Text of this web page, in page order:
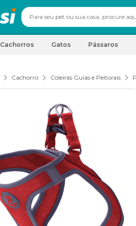
Cachorros Gatos Pássaros
Cachorro Coleiras Guias e Peitorais